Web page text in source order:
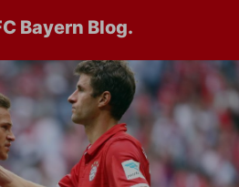
Bayern Blog.